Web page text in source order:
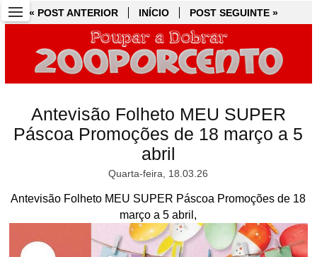
« POST ANTERIOR INÍCIO POST SEGUINTE »
Antevisão Folheto MEU SUPER
Páscoa Promoções de 18 março a 5
abril
Quarta-feira, 18.03.26
Antevisão Folheto MEU SUPER Páscoa Promoções de 18
março a 5 abril,
« POST ANTERIOR INÍCIO POST SEGUINTE »